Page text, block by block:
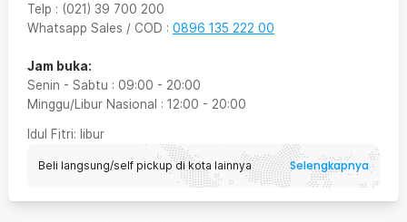
Telp : (021) 39 700 200
Whatsapp Sales / COD : 0896 135 222 00
Jam buka:
Senin - Sabtu : 09:00 - 20:00
Minggu/Libur Nasional : 12:00 - 20:00
Idul Fitri: libur
Beli langsung/self pickup di kota lainnya Selengkapnya